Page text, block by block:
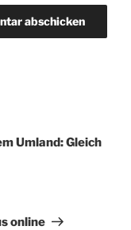
Umland: Gleich
online